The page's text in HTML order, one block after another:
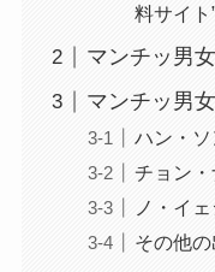
料サイト
マンチッ男
マンチッ男
ハン・
チョン・
ノ・イ
その他